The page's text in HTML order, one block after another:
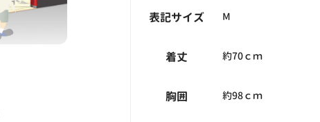
表記サイズ M
着丈 約70ｃｍ
胸囲 約98ｃｍ